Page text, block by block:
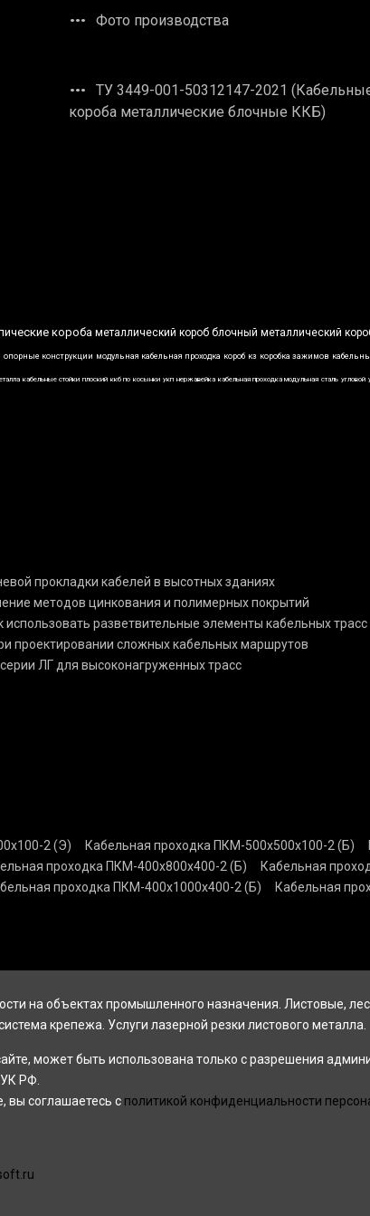
Фото производства
ТУ 3449-001-50312147-2021
короба металлические блочные ККБ)
короба металлический короб блочный металлический
опорные конструкции модульная кабельная проходка короб кз коробка зажимов
кабельные стойки плоский ккб по косынки укп нержавейка кабельная проходка модульная сталь угловой
прокладки кабелей в высотных зданиях
методов цинкования и полимерных покрытий
разветвительные элементы кабельных трасс
проектировании сложных кабельных маршрутов
ЛГ для высоконагруженных трасс
2 (Э) Кабельная проходка ПКМ-500х500х100-2 (Б)
проходка ПКМ-400х800х400-2 (Б)
Кабельная
проходка ПКМ-400х1000х400-2 (Б) Кабельная
на объектах промышленного назначения. Листовые,
крепежа. Услуги лазерной резки листового металла.
может быть использована только с разрешения
РФ.
вы соглашаетесь с политикой конфиденциальности